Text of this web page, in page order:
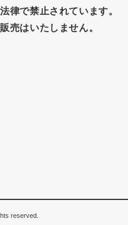
律で禁止されています。
売はいたしません。
reserved.